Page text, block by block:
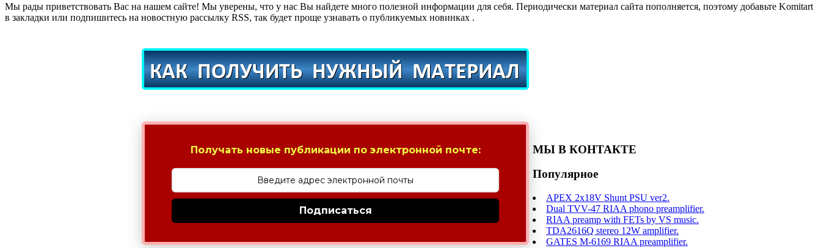
Мы рады приветствовать Вас на нашем сайте! Мы уверены, что у нас Вы найдете много полезной информации для себя. Периодически материал сайта пополняется, поэтому добавьте Komitart
в закладки или подпишитесь на новостную рассылку RSS, так будет проще узнавать о публикуемых новинках .
Получать новые публикации по электронной почте:
Подписаться
МЫ В КОНТАКТЕ
Популярное
APEX 2x18V Shunt PSU ver2.
Dual TVV-47 RIAA phono preamplifier.
RIAA preamp with FETs by VS music.
TDA2616Q stereo 12W amplifier.
GATES M-6169 RIAA preamplifier.